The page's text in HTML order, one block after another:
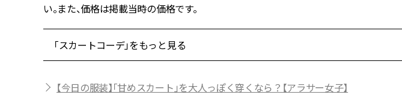
い。また、価格は掲載当時の価格です。
「スカートコーデ」をもっと見る
【今日の服装】「甘めスカート」を大人っぽく穿くなら？【アラサー女子】